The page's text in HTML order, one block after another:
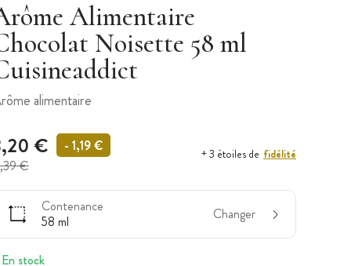
Alimentaire
Noisette 58 ml
alimentaire
€
€
- 1,19 € + 3 étoiles de fidélité
Contenance
58 ml
Changer
En stock